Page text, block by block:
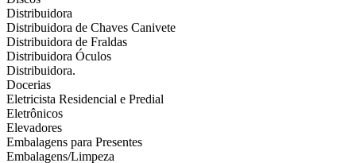
Distribuidora
Distribuidora de Chaves Canivete
Distribuidora de Fraldas
Distribuidora Óculos
Distribuidora.
Docerias
Eletricista Residencial e Predial
Eletrônicos
Elevadores
Embalagens para Presentes
Embalagens/Limpeza